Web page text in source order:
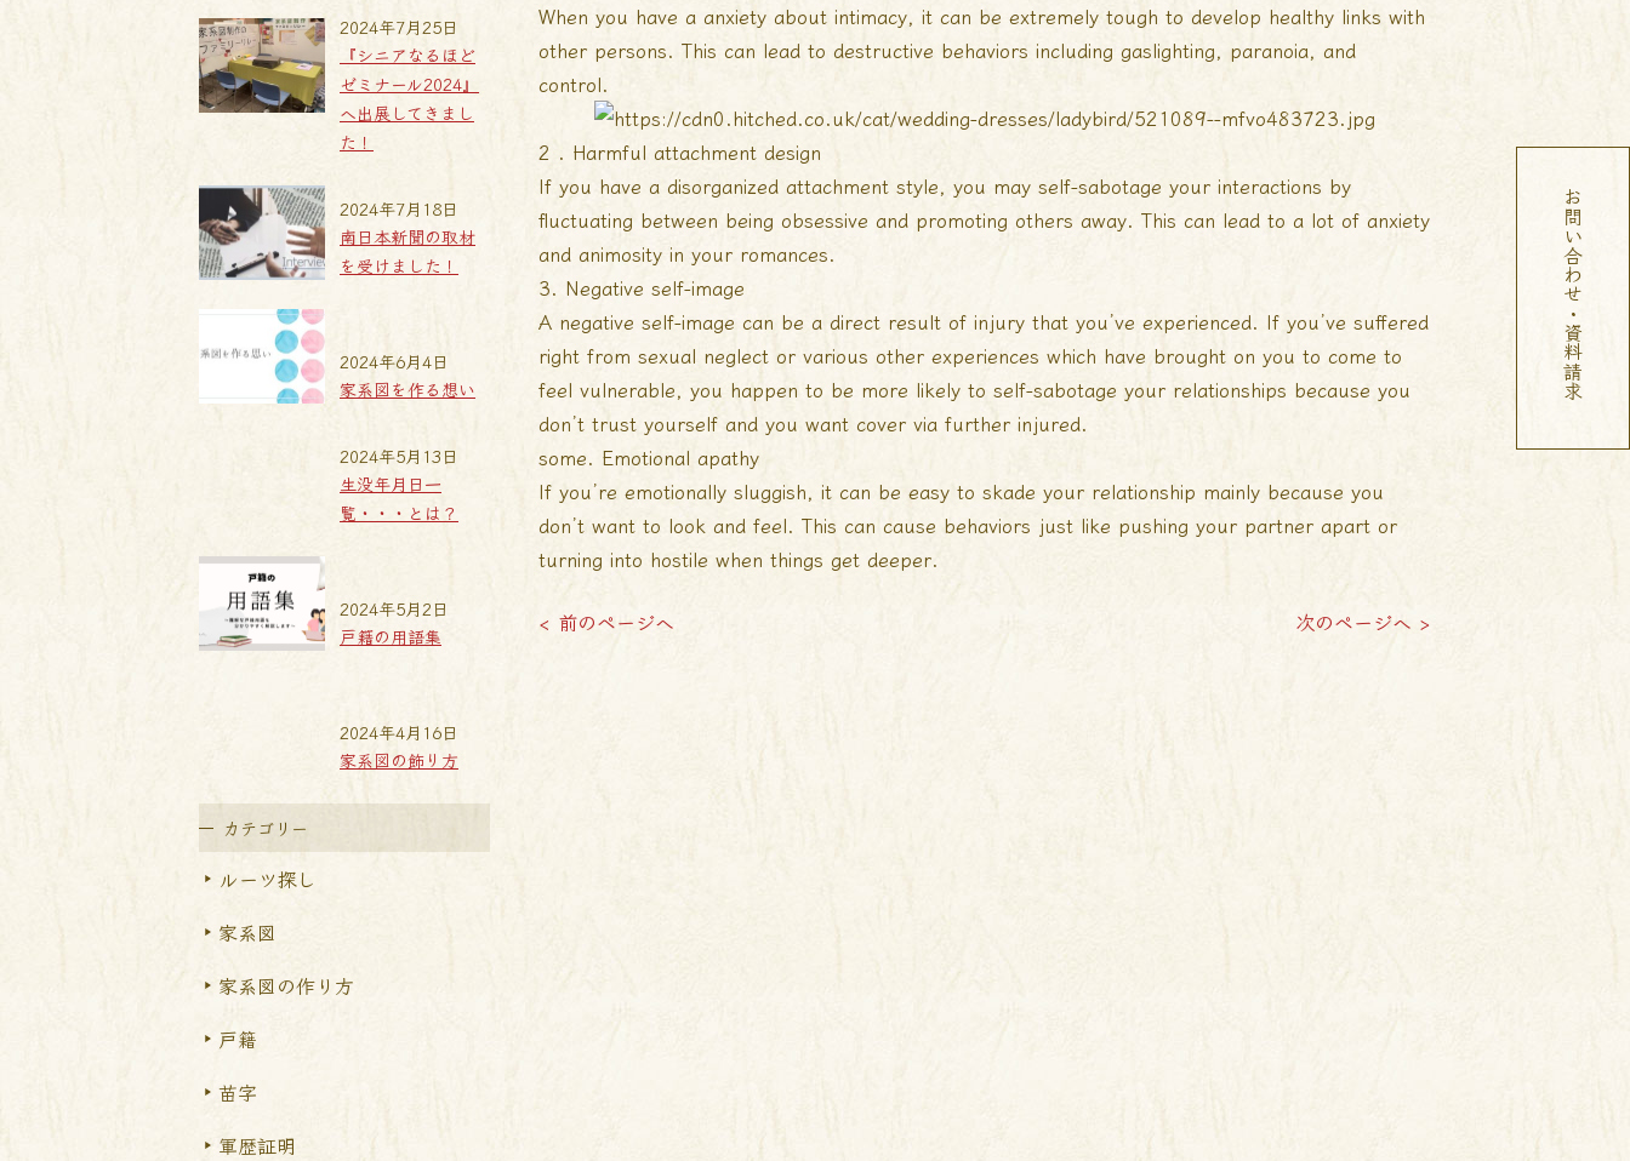
『シニアなるほど
ゼミナール2024』
へ出展してきまし
た！
2024年7月25日
南日本新聞の取材
を受けました！
2024年7月18日
家系図を作る想い
2024年6月4日
生没年月日一
覧・・・とは？
2024年5月13日
戸籍の用語集
2024年5月2日
家系図の飾り方
2024年4月16日
カテゴリー
ルーツ探し
家系図
家系図の作り方
戸籍
苗字
軍歴証明
When you have a anxiety about intimacy, it can be extremely tough to develop healthy links with
other persons. This can lead to destructive behaviors including gaslighting, paranoia, and
control.
2 . Harmful attachment design
If you have a disorganized attachment style, you may self-sabotage your interactions by
fluctuating between being obsessive and promoting others away. This can lead to a lot of anxiety
and animosity in your romances.
3. Negative self-image
A negative self-image can be a direct result of injury that you’ve experienced. If you’ve suffered
right from sexual neglect or various other experiences which have brought on you to come to
feel vulnerable, you happen to be more likely to self-sabotage your relationships because you
don’t trust yourself and you want cover via further injured.
some. Emotional apathy
If you’re emotionally sluggish, it can be easy to skade your relationship mainly because you
don’t want to look and feel. This can cause behaviors just like pushing your partner apart or
turning into hostile when things get deeper.
< 前のページへ 次のページへ >
お問い合わせ・資料請求